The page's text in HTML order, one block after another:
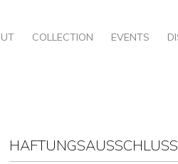
COLLECTION EVENTS